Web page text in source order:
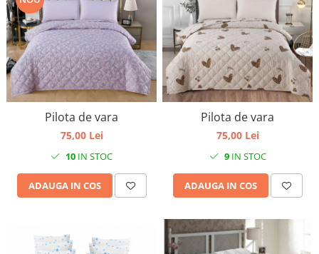
Pilota de vara
75,00 Lei
10 IN STOC
ADAUGA IN COS
Pilota de vara
75,00 Lei
9IN STOC
ADAUGA IN COS